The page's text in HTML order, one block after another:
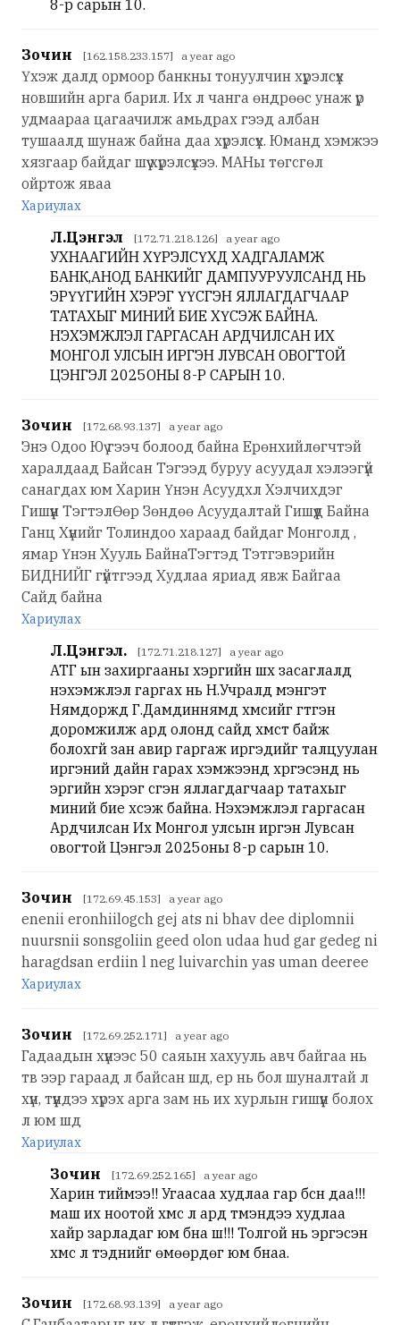
8-р сарын 10.
Зочин [162.158.233.157] a year ago
Үхэж далд ормоор банкны тонуулчин хүрэлсүх
новшийн арга барил. Их л чанга өндрөөс унаж үр
удмаараа цагаачилж амьдрах гээд албан
тушаалд шунаж байна даа хүрэлсүх. Юманд хэмжээ
хязгаар байдаг шүү хүрэлсүхээ. МАНы төгсгөл
ойртож яваа
Хариулах
Л.Цэнгэл [172.71.218.126] a year ago
УХНААГИЙН ХҮРЭЛСҮХД ХАДГАЛАМЖ
БАНК,АНОД БАНКИЙГ ДАМПУУРУУЛСАНД НЬ
ЭРҮҮГИЙН ХЭРЭГ ҮҮСГЭН ЯЛЛАГДАГЧААР
ТАТАХЫГ МИНИЙ БИЕ ХҮСЭЖ БАЙНА.
НЭХЭМЖЛЭЛ ГАРГАСАН АРДЧИЛСАН ИХ
МОНГОЛ УЛСЫН ИРГЭН ЛУВСАН ОВОГТОЙ
ЦЭНГЭЛ 2025ОНЫ 8-Р САРЫН 10.
Зочин [172.68.93.137] a year ago
Энэ Одоо Юү гээч болоод байна Eрөнхийлөгчтэй
харалдаад Байсан Тэгээд буруу асуудал хэлээгүй
санагдах юм Харин Үнэн Асуудхл Хэлчихдэг
Гишүүн ТэгтэлӨөр Зөндөө Асуудалтай Гишүүд Байна
Ганц Хүнийг Толиндоо хараад байдаг Монголд ,
ямар Үнэн Хууль БайнаТэгтэд Тэтгэвэрийн
БИДНИЙГ гүйтгээд Худлаа яриад явж Байгаа
Сайд байна
Хариулах
Л.Цэнгэл. [172.71.218.127] a year ago
АТГ ын захиргааны хэргийн шүүх засаглалд
нэхэмжлэл гаргах нь Н.Учралд мэнгэт
Нямдоржд Г.Дамдиннямд хүмүүсийг гүтгэн
доромжилж ард олонд сайд хүмүүст байж
болохгүй зан авир гаргаж иргэдийг талцуулан
иргэний дайн гарах хэмжээнд хүргэсэнд нь
эрүүгийн хэрэг үүсгэн яллагдагчаар татахыг
миний бие хүсэж байна. Нэхэмжлэл гаргасан
Ардчилсан Их Монгол улсын иргэн Лувсан
овогтой Цэнгэл 2025оны 8-р сарын 10.
Зочин [172.69.45.153] a year ago
enenii eronhiilogch gej ats ni bhav dee diplomnii
nuursnii sonsgoliin geed olon udaa hud gar gedeg ni
haragdsan erdiin l neg luivarchin yas uman deeree
Хариулах
Зочин [172.69.252.171] a year ago
Гадаадын хүнээс 50 саяын хахууль авч байгаа нь
тв ээр гараад л байсан шд, ер нь бол шуналтай л
хүн, түүндээ хүрэх арга зам нь их хурлын гишүүн болох
л юм шд
Хариулах
Зочин [172.69.252.165] a year ago
Харин тиймээ!! Угаасаа худлаа гар бсн даа!!!
маш их ноотой хүмүүс л ард түмэндээ худлаа
хайр зарладаг юм бна шүү!!! Толгой нь эргэсэн
хүмүүс л тэднийг өмөөрдөг юм бнаа.
Зочин [172.68.93.139] a year ago